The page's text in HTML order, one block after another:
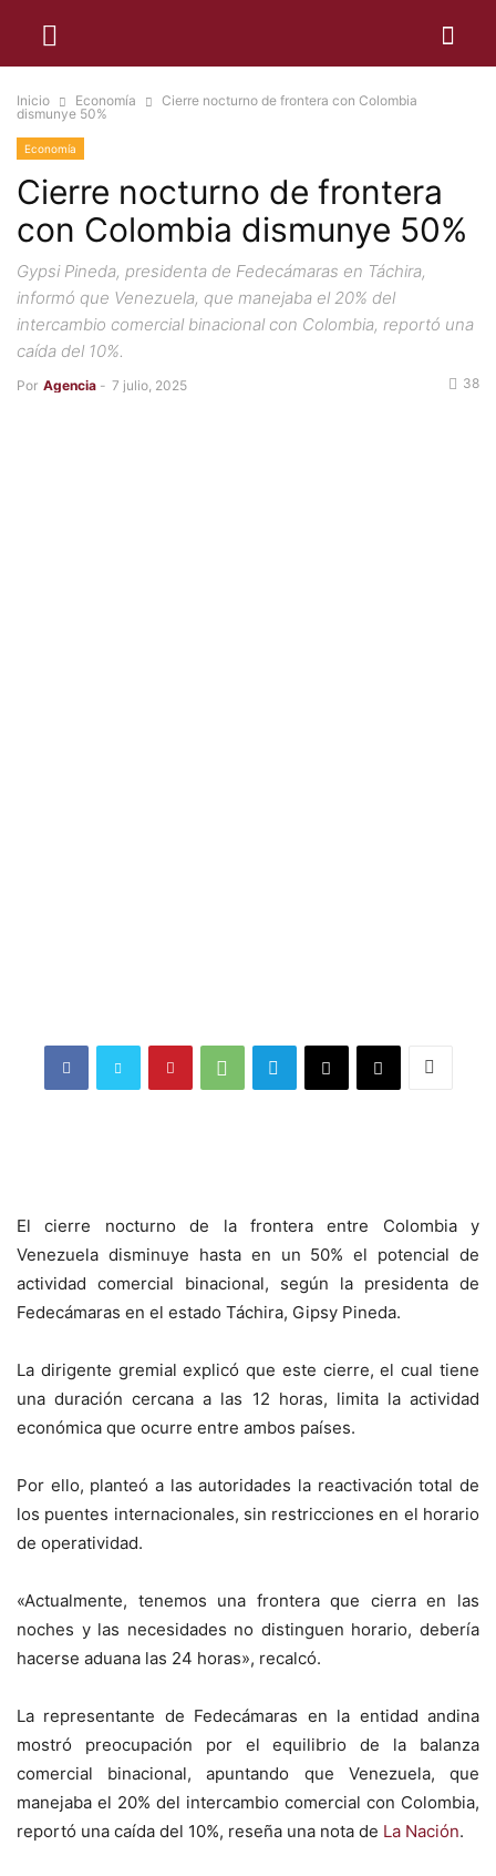
Inicio Economía
Cierre nocturno de frontera con Colombia
dismunye 50%
Economía
Cierre nocturno de frontera
con Colombia dismunye 50%
Gypsi Pineda, presidenta de Fedecámaras en Táchira,
informó que Venezuela, que manejaba el 20% del
intercambio comercial binacional con Colombia, reportó una
caída del 10%.
Por Agencia - 7 julio, 2025 38
El cierre nocturno de la frontera entre Colombia y
Venezuela disminuye hasta en un 50% el potencial de
actividad comercial binacional, según la presidenta de
Fedecámaras en el estado Táchira, Gipsy Pineda.
La dirigente gremial explicó que este cierre, el cual tiene
una duración cercana a las 12 horas, limita la actividad
económica que ocurre entre ambos países.
Por ello, planteó a las autoridades la reactivación total de
los puentes internacionales, sin restricciones en el horario
de operatividad.
«Actualmente, tenemos una frontera que cierra en las
noches y las necesidades no distinguen horario, debería
hacerse aduana las 24 horas», recalcó.
La representante de Fedecámaras en la entidad andina
mostró preocupación por el equilibrio de la balanza
comercial binacional, apuntando que Venezuela, que
manejaba el 20% del intercambio comercial con Colombia,
reportó una caída del 10%, reseña una nota de La Nación.